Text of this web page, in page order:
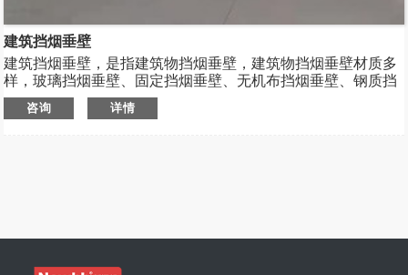
建筑挡烟垂壁
建筑挡烟垂壁，是指建筑物挡烟垂壁，建筑物挡烟垂壁材质多
样，玻璃挡烟垂壁、固定挡烟垂壁、无机布挡烟垂壁、钢质挡
烟垂壁等，建筑挡烟垂壁厂家-昆山新恒邦门业，拥有多年行业
经验，品质可靠，挡烟垂壁客户遍布全国，重庆、天津、沈
咨询 详情